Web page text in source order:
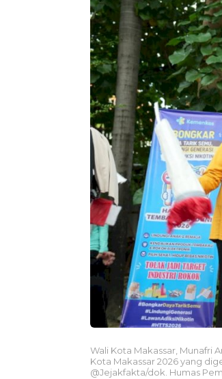
Wali Kota Makassar, Munafri
Kota Makassar 2026 yang
@Jejakfakta/dok. Humas